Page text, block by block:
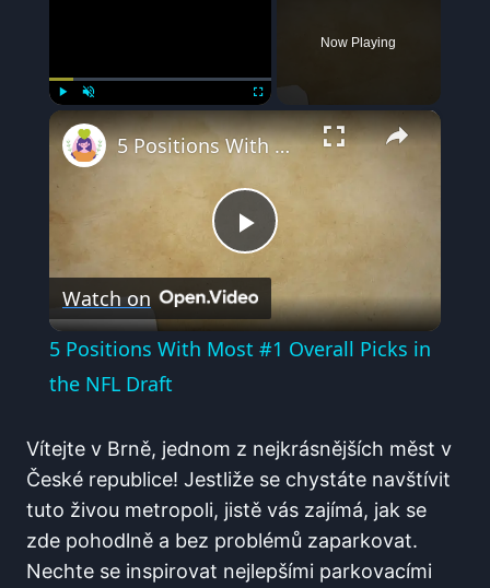
Now Playing
×
Play
Video
5 Positions With Most #1 Overall Picks in the NFL Draft
Watch on
5 Positions With Most #1 Overall Picks in
the NFL Draft
Vítejte v⁣ Brně, jednom z ‍nejkrásnějších měst ‌v
České republice! Jestliže se chystáte navštívit
tuto živou metropoli, jistě⁣ vás zajímá, jak se
zde pohodlně a‍ bez problémů zaparkovat.
Nechte ​se inspirovat nejlepšími parkovacími